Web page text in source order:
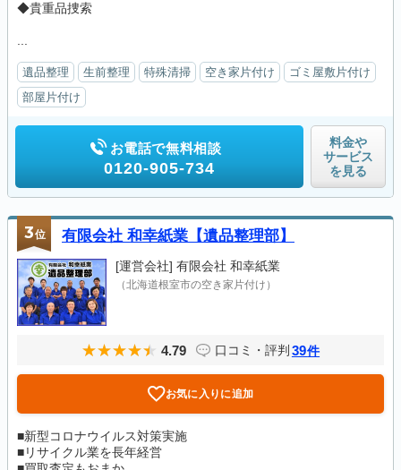
◆貴重品捜索
遺品整理 生前整理 特殊清掃 空き家片付け
ゴミ屋敷片付け
部屋片付け
お電話で無料相談
0120-905-734
料金や
サービス
を見る
3位 有限会社 和幸紙業【遺品整理部】
[運営会社] 有限会社 和幸紙業
（北海道根室市の空き家片付け）
4.79 口コミ・評判 39件
お気に入りに追加
■新型コロナウイルス対策実施
■リサイクル業を長年経営